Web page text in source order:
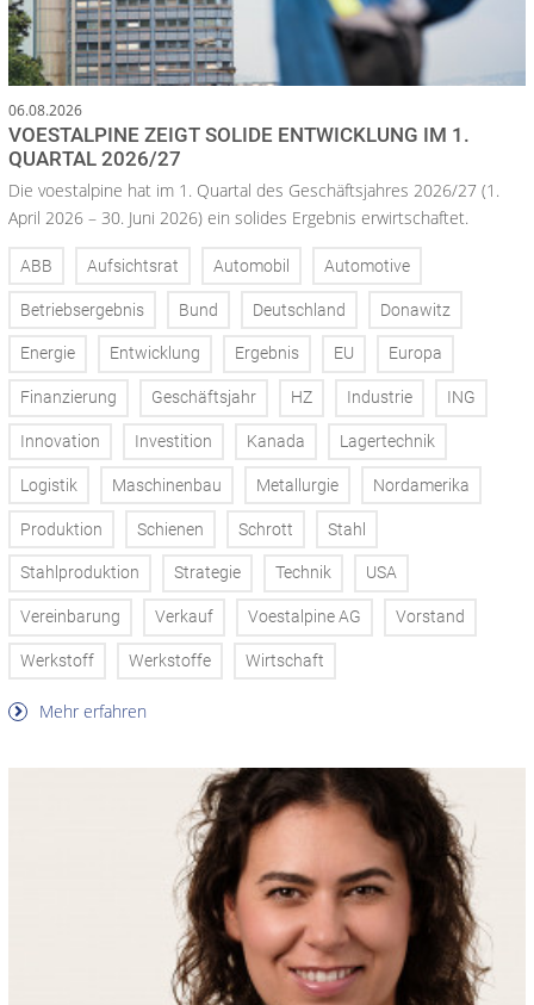
06.08.2026
VOESTALPINE ZEIGT SOLIDE ENTWICKLUNG IM 1.
QUARTAL 2026/27
Die voestalpine hat im 1. Quartal des Geschäftsjahres 2026/27 (1.
April 2026 – 30. Juni 2026) ein solides Ergebnis erwirtschaftet.
ABB Aufsichtsrat Automobil Automotive
Betriebsergebnis Bund Deutschland Donawitz
Energie Entwicklung Ergebnis EU Europa
Finanzierung Geschäftsjahr HZ Industrie ING
Innovation Investition Kanada Lagertechnik
Logistik Maschinenbau Metallurgie Nordamerika
Produktion Schienen Schrott Stahl
Stahlproduktion Strategie Technik USA
Vereinbarung Verkauf Voestalpine AG Vorstand
Werkstoff Werkstoffe Wirtschaft
Mehr erfahren